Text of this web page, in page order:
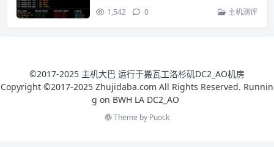
1,542 0 主机测评
©2017-2025 主机大巴 运行于搬瓦工洛杉矶DC2_AO机房
Copyright ©2017-2025 Zhujidaba.com All Rights Reserved. Runnin
g on BWH LA DC2_AO
Theme by Puock